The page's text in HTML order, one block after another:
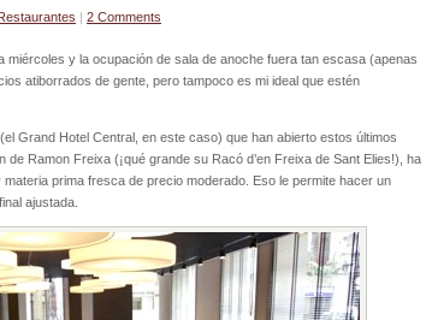
| 2 Comments
miércoles y la ocupación de sala de anoche fuera tan escasa (apenas
atiborrados de gente, pero tampoco es mi ideal que estén
Grand Hotel Central, en este caso) que han abierto estos últimos
de Ramon Freixa (¡qué grande su Racó d’en Freixa de Sant Elies!), ha
prima fresca de precio moderado. Eso le permite hacer un
ajustada.